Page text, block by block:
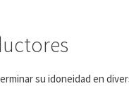
su idoneidad en